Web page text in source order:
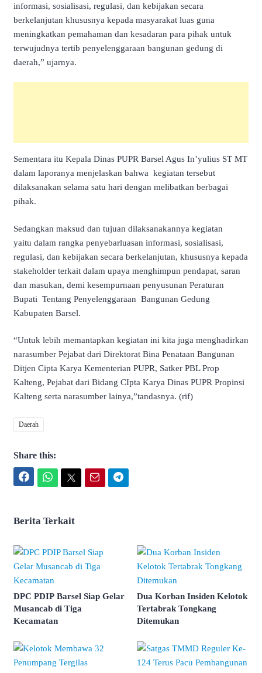
informasi, sosialisasi, regulasi, dan kebijakan secara
berkelanjutan khususnya kepada masyarakat luas guna
meningkatkan pemahaman dan kesadaran para pihak untuk
terwujudnya tertib penyelenggaraan bangunan gedung di
daerah,” ujarnya.
Sementara itu Kepala Dinas PUPR Barsel Agus In’yulius ST MT
dalam laporanya menjelaskan bahwa kegiatan tersebut
dilaksanakan selama satu hari dengan melibatkan berbagai
pihak.
Sedangkan maksud dan tujuan dilaksanakannya kegiatan
yaitu dalam rangka penyebarluasan informasi, sosialisasi,
regulasi, dan kebijakan secara berkelanjutan, khususnya kepada
stakeholder terkait dalam upaya menghimpun pendapat, saran
dan masukan, demi kesempurnaan penyusunan Peraturan
Bupati Tentang Penyelenggaraan Bangunan Gedung
Kabupaten Barsel.
“Untuk lebih memantapkan kegiatan ini kita juga menghadirkan
narasumber Pejabat dari Direktorat Bina Penataan Bangunan
Ditjen Cipta Karya Kementerian PUPR, Satker PBL Prop
Kalteng, Pejabat dari Bidang CIpta Karya Dinas PUPR Propinsi
Kalteng serta narasumber lainya,”tandasnya. (rif)
Daerah
Share this:
Berita Terkait
DPC PDIP Barsel Siap Gelar
Musancab di Tiga
Kecamatan
Dua Korban Insiden Kelotok
Tertabrak Tongkang
Ditemukan